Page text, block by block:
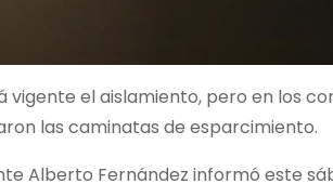
vigente el aislamiento, pero en los
las caminatas de esparcimiento.
Alberto Fernández informó este